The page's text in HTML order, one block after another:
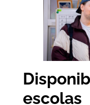
escolas